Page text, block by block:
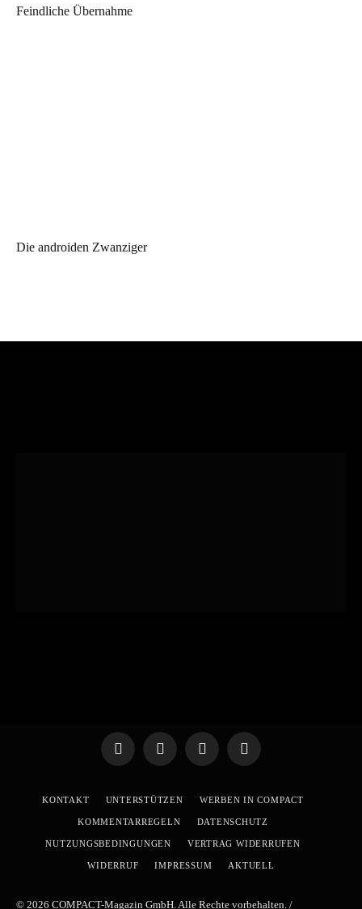
Feindliche Übernahme
Die androiden Zwanziger
TelegramWhatsApp
X
YouTube
KONTAKT UNTERSTÜTZEN WERBEN IN COMPACT
KOMMENTARREGELN DATENSCHUTZ
NUTZUNGSBEDINGUNGEN VERTRAG WIDERRUFEN
WIDERRUF IMPRESSUM AKTUELL
© 2026 COMPACT-Magazin GmbH. Alle Rechte vorbehalten. /